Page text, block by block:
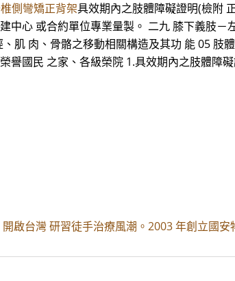
側彎矯正背架具效期內之肢體障礙證明(檢附
中心 或合約單位專業量製。 二九 膝下義肢
肌 肉、骨骼之移動相關構造及其功 能 05 肢
譽國民 之家、各級榮院 1.具效期內之肢體障
啟台灣 研習徒手治療風潮。2003 年創立國安